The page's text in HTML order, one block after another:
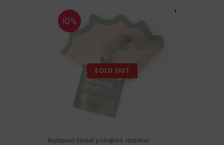
10%
SOLD OUT
Κεραμικό ξύσμα μολυβιού πράσινο